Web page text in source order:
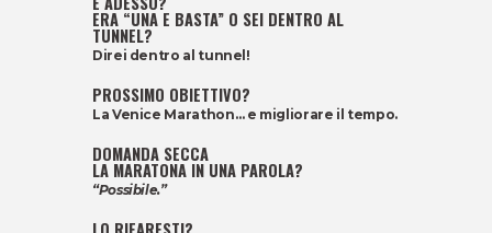
ERA “UNA E BASTA” O SEI DENTRO AL
TUNNEL?
Direi dentro al tunnel!
PROSSIMO OBIETTIVO?
La Venice Marathon… e migliorare il tempo.
DOMANDA SECCA
LA MARATONA IN UNA PAROLA?
“Possibile.”